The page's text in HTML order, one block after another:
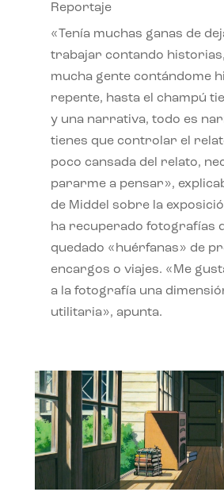
Reportaje
«Tenía muchas ganas de
trabajar contando
mucha gente contándome
repente, hasta el champú
y una narrativa, todo es
tienes que controlar el
poco cansada del relato,
pararme a pensar»,
de Middel sobre la
ha recuperado fotografías
quedado «huérfanas» de
encargos o viajes. «Me
a la fotografía una
utilitaria», apunta.